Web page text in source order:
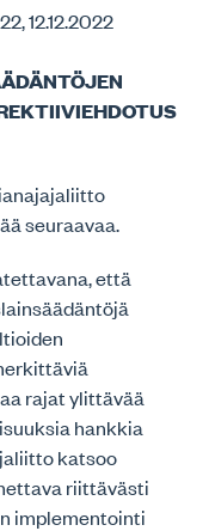
12.12.2022
seuraavaa.
että
rajat ylittävää
hankkia
katsoo
riittävästi
implementointi